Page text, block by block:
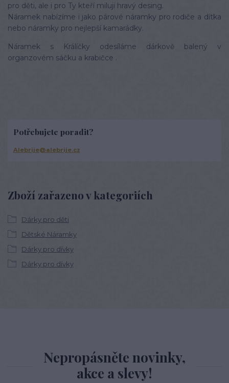
pro děti, ale i pro Ty kteří miluji hravý desing.
Náramek nabízíme i jako párové náramky pro rodiče a dítka
nebo náramky pro nejlepší kamarádky.
Náramek s Králíčky odesíláme dárkově balený v
organzovém sáčku a krabičce .
Zboží zařazeno v kategoriích
Dárky pro děti
Dětské Náramky
Dárky pro dívky
Dárky pro dívky
Potřebujete poradit?
Alebrije@alebrije.cz
Nepropásněte novinky,
akce a slevy!